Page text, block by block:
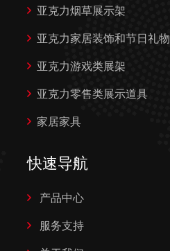
亚克力烟草展示架
亚克力家居装饰和节日礼物
亚克力游戏类展架
亚克力零售类展示道具
家居家具
快速导航
产品中心
服务支持